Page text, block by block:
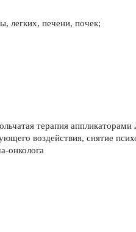
легких, печени, почек;
терапия аппликаторами
воздействия, снятие
онколога